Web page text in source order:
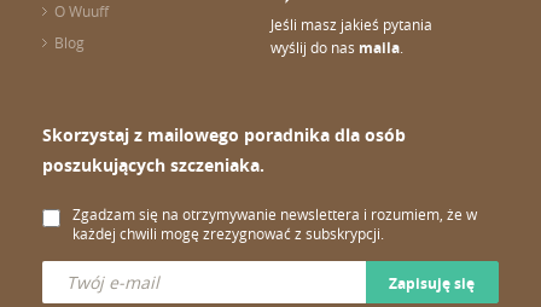
O Wuuff
Blog
Jeśli masz jakieś pytania
wyślij do nas maila
Skorzystaj z mailowego poradnika dla osób
poszukujących szczeniaka.
Zgadzam się na otrzymywanie newslettera i rozumiem, że w
każdej chwili mogę zrezygnować z subskrypcji.
Zapisuję się